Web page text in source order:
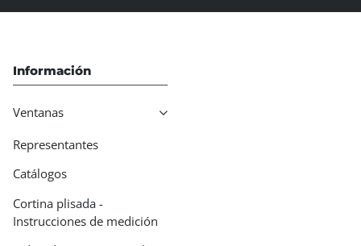
Información
Ventanas
Representantes
Catálogos
Cortina plisada -
Instrucciones de medición